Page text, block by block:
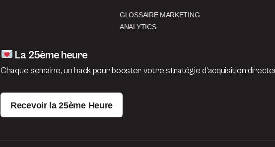
GLOSSAIRE MARKETING
ANALYTICS
La 25ème heure
Chaque semaine, un hack pour booster votre stratégie d’acquisition
Recevoir la 25ème Heure